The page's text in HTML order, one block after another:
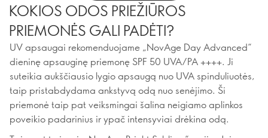
KOKIOS ODOS PRIEŽIŪROS
PRIEMONĖS GALI PADĖTI?
UV apsaugai rekomenduojame „NovAge Day Advanced“
dieninę apsauginę priemonę SPF 50 UVA/PA ++++. Ji
suteikia aukščiausio lygio apsaugą nuo UVA spinduliuotės,
taip pristabdydama ankstyvą odą nuo senėjimo. Ši
priemonė taip pat veiksmingai šalina neigiamo aplinkos
poveikio padarinius ir ypač intensyviai drėkina odą.